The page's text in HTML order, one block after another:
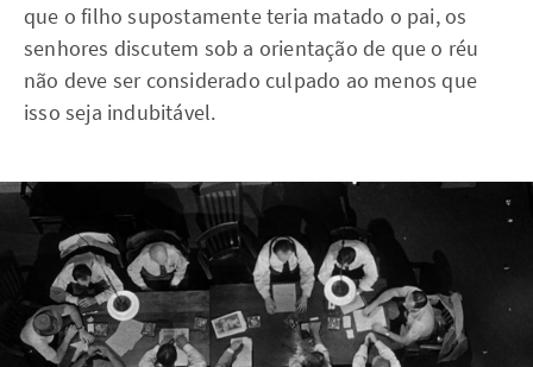
que o filho supostamente teria matado o pai, os
senhores discutem sob a orientação de que o réu
não deve ser considerado culpado ao menos que
isso seja indubitável.